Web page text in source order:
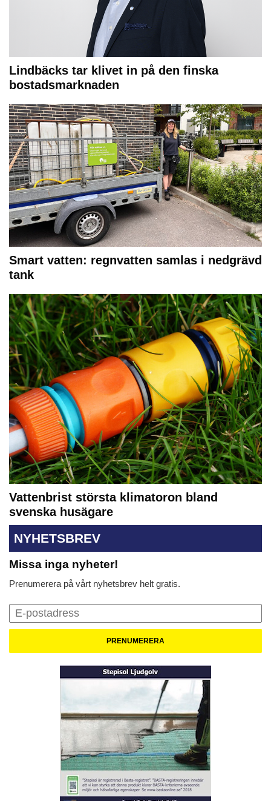
Lindbäcks tar klivet in på den finska
bostadsmarknaden
Smart vatten: regnvatten samlas i nedgrävd
tank
Vattenbrist största klimatoron bland
svenska husägare
NYHETSBREV
Missa inga nyheter!
Prenumerera på vårt nyhetsbrev helt gratis.